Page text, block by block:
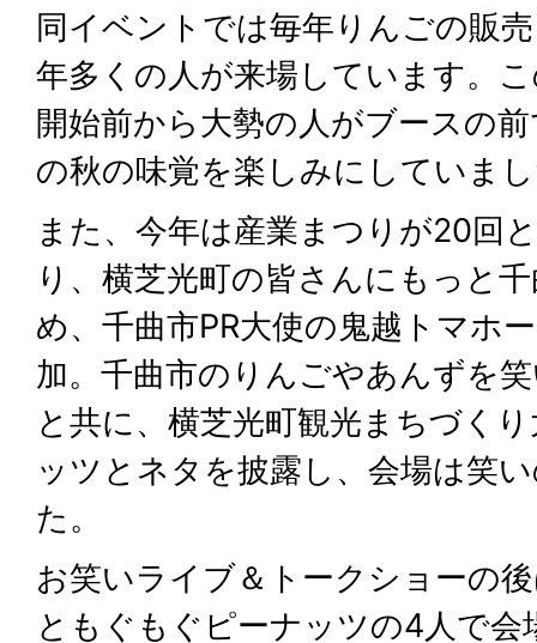
同イベントでは毎年りんごの販
年多くの人が来場しています。
開始前から大勢の人がブースの
の秋の味覚を楽しみにしていま
また、今年は産業まつりが20回
り、横芝光町の皆さんにもっと
め、千曲市PR大使の鬼越トマホ
加。千曲市のりんごやあんずを
と共に、横芝光町観光まちづく
ッツとネタを披露し、会場は笑
た。
お笑いライブ＆トークショーの
ともぐもぐピーナッツの4人で